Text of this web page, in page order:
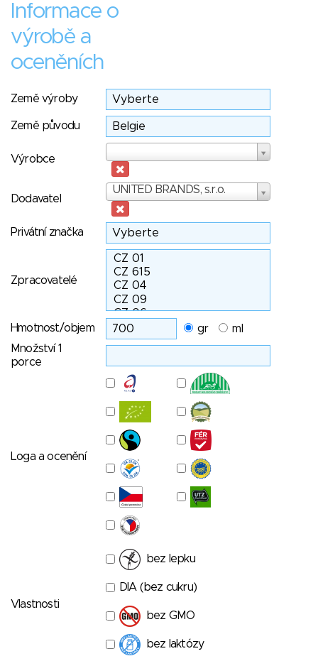
Informace o
výrobě a
oceněních
Země výroby
Země původu
Výrobce
Dodavatel
UNITED BRANDS, s.r.o.
Dodavatel
Privátní značka
Zpracovatelé
Hmotnost/objem gr
ml
Množství 1
porce
Loga a ocenění
Vlastnosti
bez lepku
DIA (bez cukru)
bez GMO
bez laktózy